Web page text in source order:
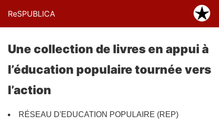
ReSPUBLICA
Une collection de livres en appui à
l’éducation populaire tournée vers
l’action
RÉSEAU D'EDUCATION POPULAIRE (REP)